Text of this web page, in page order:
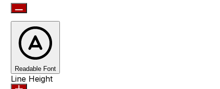
Readable Font
Line Height